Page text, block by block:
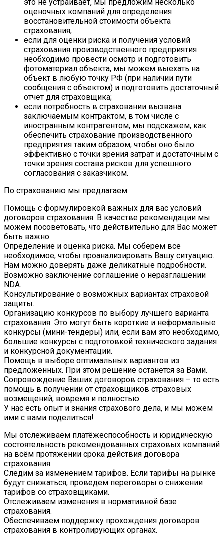
оценочных компаний для определения
восстановительной стоимости объекта
страхования;
если для оценки риска и получения условий
страхования производственного предприятия
необходимо провести осмотр и подготовить
фотоматериал объекта, мы можем выехать на
объект в любую точку РФ (при наличии пути
сообщения с объектом) и подготовить достаточный
отчет для страховщика;
если потребность в страховании вызвана
заключаемым контрактом, в том числе с
иностранным контрагентом, мы подскажем, как
обеспечить страхование производственного
предприятия таким образом, чтобы оно было
эффективно с точки зрения затрат и достаточным с
точки зрения состава рисков для успешного
согласования с заказчиком.
По страхованию мы предлагаем:
Помощь с формулировкой важных для вас условий
договоров страхования. В качестве рекомендации мы
можем посоветовать, что действительно для Вас может
быть важно.
Определение и оценка риска. Мы соберем все
необходимое, чтобы проанализировать Вашу ситуацию.
Нам можно доверять даже деликатные подробности.
Возможно заключение соглашение о неразглашении
NDA.
Консультирование о возможных вариантах страховой
защиты.
Организацию конкурсов по выбору лучшего варианта
страхования. Это могут быть короткие и неформальные
конкурсы (мини-тендеры) или, если вам это необходимо,
большие конкурсы с подготовкой технического задания
и конкурсной документации.
Помощь в выборе оптимальных вариантов из
предложенных. При этом решение останется за Вами.
Сопровождение Ваших договоров страхования – то есть
помощь в получении от страховщиков страховых
возмещений, вовремя и полностью.
У нас есть опыт и знания страхового дела, и мы можем
ими с вами поделиться!
Мы отслеживаем платёжеспособность и юридическую
состоятельность рекомендованных страховых компаний
на всём протяжении срока действия договора
страхования.
Следим за изменением тарифов. Если тарифы на рынке
будут снижаться, проведем переговоры о снижении
тарифов со страховщиками.
Отслеживаем изменения в нормативной базе
страхования.
Обеспечиваем поддержку прохождения договоров
страхования в контролирующих органах.